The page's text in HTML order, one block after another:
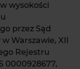
wysokości
przez Sąd
Warszawie, XII
Rejestru
0000928677,